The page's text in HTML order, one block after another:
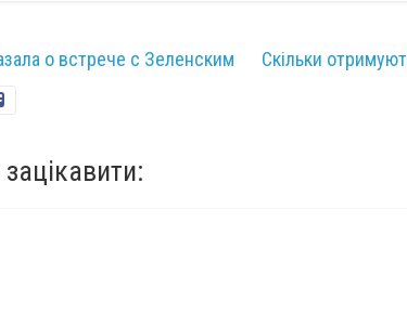
о встрече с Зеленским Скільки